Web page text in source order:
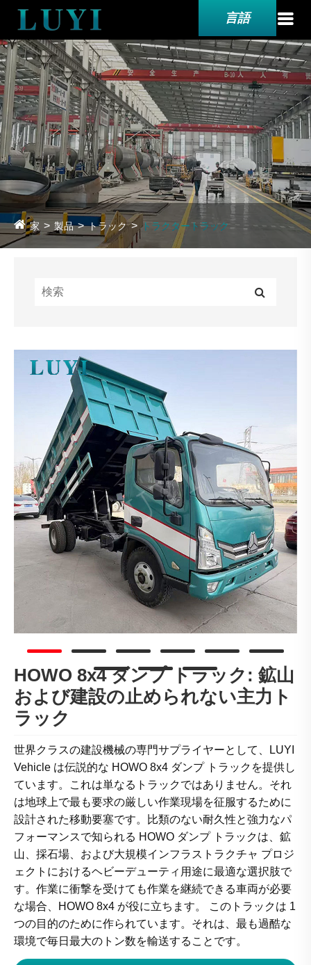
言語
家 製品 トラック トラクタートラック
HOWO 8x4 ダンプ トラック: 鉱山
および建設の止められない主力ト
ラック
世界クラスの建設機械の専門サプライヤーとして、LUYI
Vehicle は伝説的な HOWO 8x4 ダンプ トラックを提供し
ています。これは単なるトラックではありません。それ
は地球上で最も要求の厳しい作業現場を征服するために
設計された移動要塞です。比類のない耐久性と強力なパ
フォーマンスで知られる HOWO ダンプ トラックは、鉱
山、採石場、および大規模インフラストラクチャ プロジ
ェクトにおけるヘビーデューティ用途に最適な選択肢で
す。作業に衝撃を受けても作業を継続できる車両が必要
な場合、HOWO 8x4 が役に立ちます。 このトラックは 1
つの目的のために作られています。それは、最も過酷な
環境で毎日最大のトン数を輸送することです。